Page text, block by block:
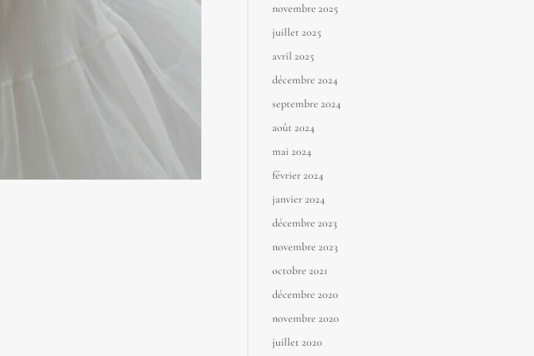
novembre 2025
juillet 2025
avril 2025
décembre 2024
septembre 2024
août 2024
mai 2024
février 2024
janvier 2024
décembre 2023
novembre 2023
octobre 2021
décembre 2020
novembre 2020
juillet 2020